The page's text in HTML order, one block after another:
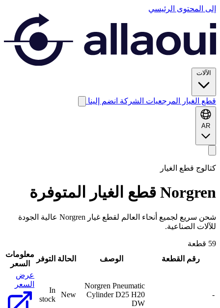
إلى المحتوى الرئيسي
الآلات
قطع الغيار المرجعيات الشركة انضم إلينا
AR
كتالوج قطع الغيار
Norgren قطع الغيار المتوفرة
شحن سريع لجميع أنحاء العالم لقطع غيار Norgren عالية الجودة
للآلات الصناعية.
59 قطعة
رقم القطعة
الوصف الحالة التوفر
معلومات
السعر
-
Norgren Pneumatic
Cylinder D25 H20
DW
New
In
stock
عرض
السعر